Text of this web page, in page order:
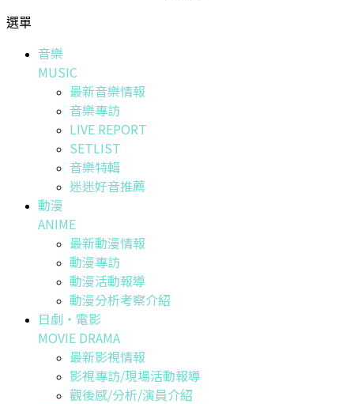
選單
音樂
MUSIC
最新音樂情報
音樂專訪
LIVE REPORT
SETLIST
音樂特輯
迷迷好音推薦
動漫
ANIME
最新動漫情報
動漫專訪
動漫活動報導
動漫分析考察介紹
日劇・電影
MOVIE DRAMA
最新影視情報
影視專訪/現場活動報導
觀後感/分析/演員介紹